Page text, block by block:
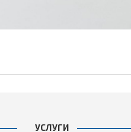
УСЛУГИ